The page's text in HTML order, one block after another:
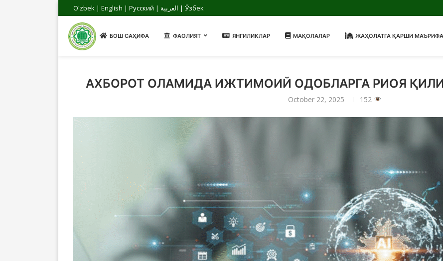
Oʻzbek | English | Русский | العربية | Ўзбек
БОШ САҲИФА ФАОЛИЯТ ЯНГИЛИКЛАР МАҚОЛАЛАР ЖАҲОЛАТГА ҚАРШИ
АХБОРОТ ОЛАМИДА ИЖТИМОИЙ ОДОБЛАРГА РИОЯ
October 22, 2025 152